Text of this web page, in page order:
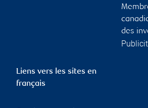
des
Liens vers les sites en
français